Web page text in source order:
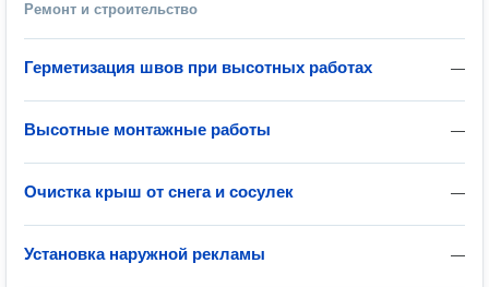
Ремонт и строительство
—
Герметизация швов при высотных работах
—
Высотные монтажные работы
—
Очистка крыш от снега и сосулек
—
Установка наружной рекламы